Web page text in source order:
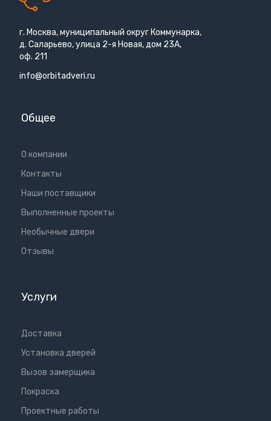
г. Москва, муниципальный округ Коммунарка,
д. Саларьево, улица 2-я Новая, дом 23А,
оф. 211
info@orbitadveri.ru
Общее
О компании
Контакты
Наши поставщики
Выполненные проекты
Необычные двери
Отзывы
Услуги
Доставка
Установка дверей
Вызов замерщика
Покраска
Проектные работы